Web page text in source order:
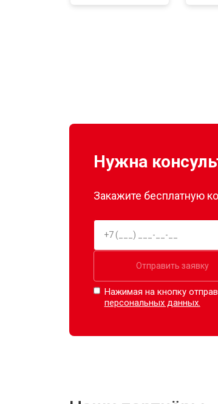
Нужна
Закажите бесплатную
Отправить заявку
Нажимая на кнопку
персональных данных.